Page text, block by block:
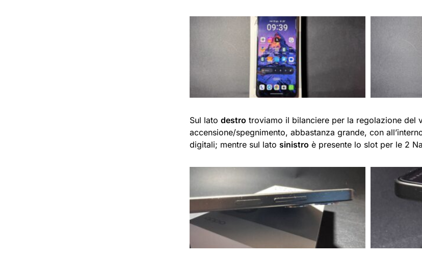
Sul lato destro troviamo il bilanciere per la regolazione del
accensione/spegnimento, abbastanza grande, con
digitali; mentre sul lato sinistro è presente lo slot per le 2